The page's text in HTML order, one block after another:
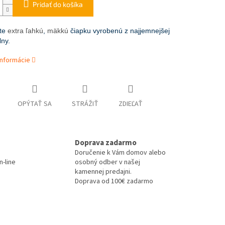
Pridať do košíka
extra ľahkú, mäkkú čiapku vyrobenú z najjemnejšej
OPÝTAŤ SA STRÁŽIŤ ZDIEĽAŤ
line
Doprava zadarmo
Doručenie k Vám domov alebo
osobný odber v našej
kamennej predajni.
Doprava od 100€ zadarmo